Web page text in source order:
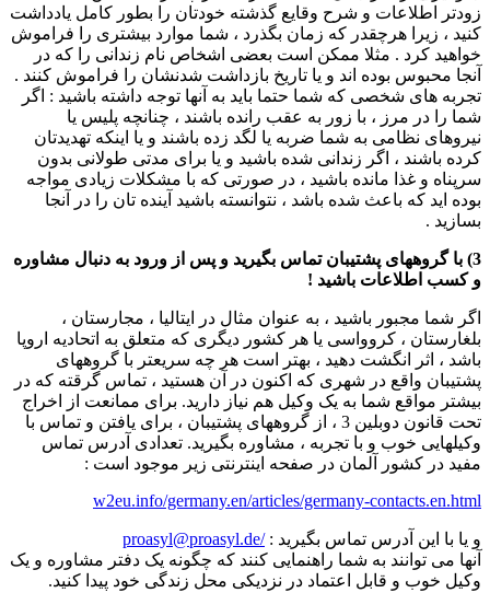
زودتر اطلاعات و شرح وقایع گذشته خودتان را بطور کامل یادداشت
کنید ، زیرا هرچقدر که زمان بگذرد ، شما موارد بیشتری را فراموش
خواهید کرد . مثلا ممکن است بعضی اشخاص نام زندانی را که در
آنجا محبوس بوده اند و یا تاریخ بازداشت شدنشان را فراموش کنند .
تجربه های شخصی که شما حتما باید به آنها توجه داشته باشید : اگر
شما را در مرز ، با زور به عقب رانده باشند ، چنانچه پلیس یا
نیروهای نظامی به شما ضربه یا لگد زده باشند و یا اینکه تهدیدتان
کرده باشند ، اگر زندانی شده باشید و یا برای مدتی طولانی بدون
سرپناه و غذا مانده باشید ، در صورتی که با مشکلات زیادی مواجه
بوده اید که باعث شده باشد ، نتوانسته باشید آینده تان را در آنجا
بسازید .
3) با گروههای پشتیبان تماس بگیرید و پس از ورود به دنبال مشاوره
و کسب اطلاعات باشید !
اگر شما مجبور باشید ، به عنوان مثال در ایتالیا ، مجارستان ،
بلغارستان ، کروواسی یا هر کشور دیگری که متعلق به اتحادیه اروپا
باشد ، اثر انگشت دهید ، بهتر است هر چه سریعتر با گروههای
پشتیبان واقع در شهری که اکنون در آن هستید ، تماس گرقته که در
بیشتر مواقع شما به یک وکیل هم نیاز دارید. برای ممانعت از اخراج
تحت قانون دوبلین 3 ، از گروههای پشتیبان ، برای یافتن و تماس با
وکیلهایی خوب و با تجربه ، مشاوره بگیرید. تعدادی آدرس تماس
مفید در کشور آلمان در صفحه اینترنتی زیر موجود است :
w2eu.info/germany.en/articles/germany-contacts.en.html
و یا با این آدرس تماس بگیرید :/proasyl@proasyl.de
آنها می توانند به شما راهنمایی کنند که چگونه یک دفتر مشاوره و یک
وکیل خوب و قابل اعتماد در نزدیکی محل زندگی خود پیدا کنید.